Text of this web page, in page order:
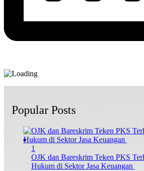
Popular Posts
1
OJK dan Bareskrim Teken PKS
Hukum di Sektor Jasa Keuangan